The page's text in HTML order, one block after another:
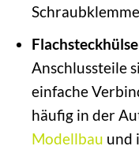
Anschlussteile
einfache
häufig in der
Modellbau und